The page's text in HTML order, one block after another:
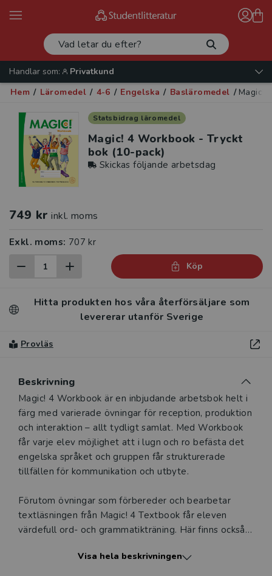
Handlar som:
Privatkund
Hem / Läromedel / 4-6 / Engelska / Basläromedel / Magic!
Statsbidrag läromedel
Magic! 4 Workbook - Tryckt
bok (10-pack)
Skickas följande arbetsdag
749 kr inkl. moms
Exkl. moms: 707 kr
Köp
Hitta produkten hos våra återförsäljare som
levererar utanför Sverige
Provläs
Beskrivning
Beskrivning
Magic! 4 Workbook är en inbjudande arbetsbok helt i
färg med varierade övningar för reception, produktion
och interaktion – allt tydligt samlat. Med Workbook
får varje elev möjlighet att i lugn och ro befästa det
engelska språket och gruppen får strukturerade
tillfällen för kommunikation och utbyte.
Förutom övningar som förbereder och bearbetar
textläsningen från Magic! 4 Textbook får eleven
värdefull ord- och grammatikträning. Här finns också
övningar som utvecklar elevens digitala kompetens.
Visa hela beskrivningen